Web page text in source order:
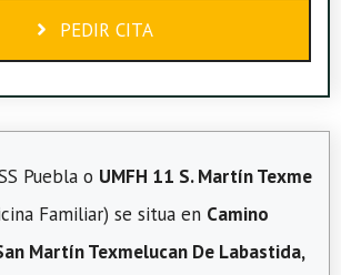
PEDIR CITA
Puebla o UMFH 11 S. Martín Texme
Familiar) se situa en Camino
Martín Texmelucan De Labastida,